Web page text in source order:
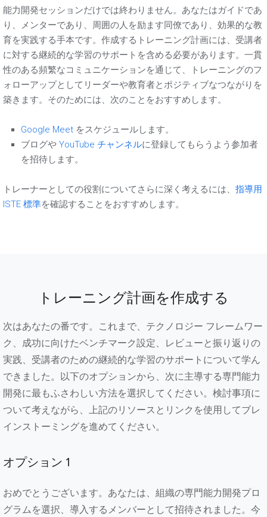
能力開発セッションだけでは終わりません。あなたはガイドであ
り、メンターであり、周囲の人を励ます同僚であり、効果的な教
育を実践する手本です。作成するトレーニング計画には、受講者
に対する継続的な学習のサポートを含める必要があります。一貫
性のある頻繁なコミュニケーションを通じて、トレーニングのフ
ォローアップとしてリーダーや教育者とポジティブなつながりを
築きます。そのためには、次のことをおすすめします。
Google Meet をスケジュールします。
ブログや YouTube チャンネルに登録してもらうよう参加者
を招待します。
トレーナーとしての役割についてさらに深く考えるには、 指導用
ISTE 標準を確認することをおすすめします。
トレーニング計画を作成する
次はあなたの番です。これまで、テクノロジー フレームワー
ク、成功に向けたベンチマーク設定、レビューと振り返りの
実践、受講者のための継続的な学習のサポートについて学ん
できました。以下のオプションから、次に主導する専門能力
開発に最もふさわしい方法を選択してください。検討事項に
ついて考えながら、上記のリソースとリンクを使用してブレ
インストーミングを進めてください。
オプション 1
おめでとうございます。あなたは、組織の専門能力開発プロ
グラムを選択、導入するメンバーとして招待されました。今